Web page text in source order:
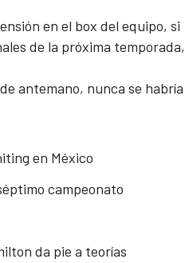
en el box del equipo, si
de la próxima temporada,
antemano, nunca se habría
en México
campeonato
da pie a teorías